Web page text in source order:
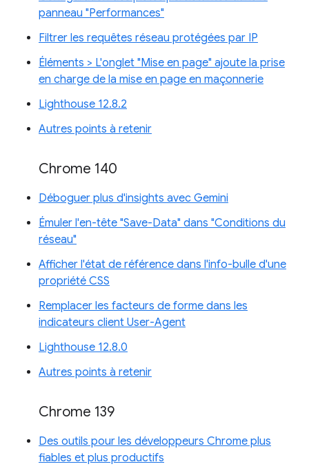
panneau "Performances"
Filtrer les requêtes réseau protégées par IP
Éléments > L'onglet "Mise en page" ajoute la prise
en charge de la mise en page en maçonnerie
Lighthouse 12.8.2
Autres points à retenir
Chrome 140
Déboguer plus d'insights avec Gemini
Émuler l'en-tête "Save-Data" dans "Conditions du
réseau"
Afficher l'état de référence dans l'info-bulle d'une
propriété CSS
Remplacer les facteurs de forme dans les
indicateurs client User-Agent
Lighthouse 12.8.0
Autres points à retenir
Chrome 139
Des outils pour les développeurs Chrome plus
fiables et plus productifs